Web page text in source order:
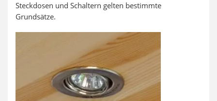
Steckdosen und Schaltern gelten bestimmte
Grundsätze.